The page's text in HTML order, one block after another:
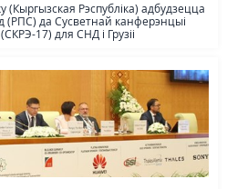
(Кыргызская Рэспубліка) адбудзецца
(РПС) да Сусветнай канферэнцыі
17) для СНД і Грузіі